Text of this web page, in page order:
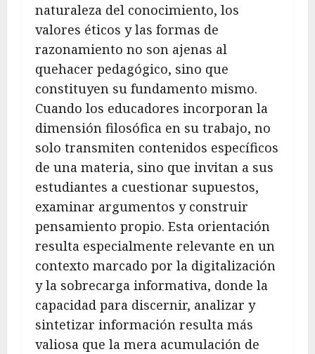
naturaleza del conocimiento, los
valores éticos y las formas de
razonamiento no son ajenas al
quehacer pedagógico, sino que
constituyen su fundamento mismo.
Cuando los educadores incorporan la
dimensión filosófica en su trabajo, no
solo transmiten contenidos específicos
de una materia, sino que invitan a sus
estudiantes a cuestionar supuestos,
examinar argumentos y construir
pensamiento propio. Esta orientación
resulta especialmente relevante en un
contexto marcado por la digitalización
y la sobrecarga informativa, donde la
capacidad para discernir, analizar y
sintetizar información resulta más
valiosa que la mera acumulación de